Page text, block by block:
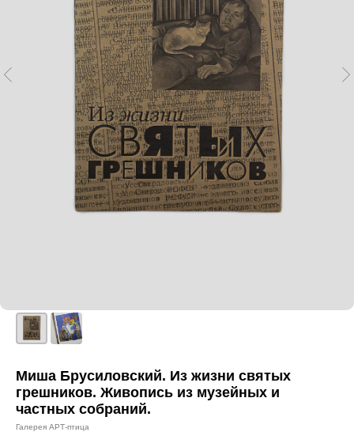
Миша Брусиловский. Из жизни святых
грешников. Живопись из музейных и
частных собраний.
Галерея АРТ-птица